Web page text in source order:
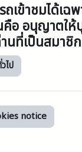
ถเข้าชมได้เ
อ อนุญาตให้
ที่เป็นสมาชิ
ไป
notice